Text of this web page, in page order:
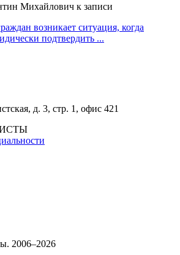
Михайлович к записи
возникает ситуация, когда
подтвердить ...
д. 3, стр. 1, офис 421
2006–2026